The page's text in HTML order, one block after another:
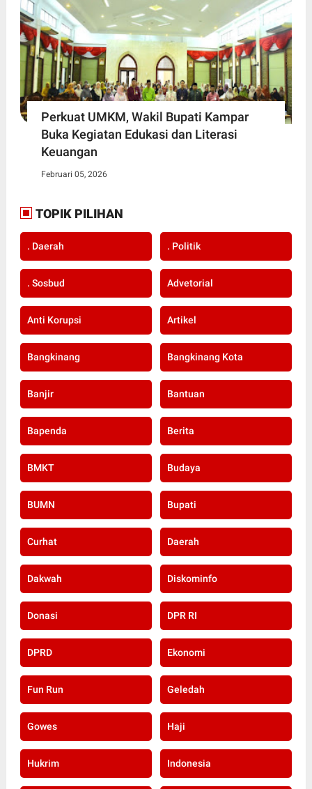
Perkuat UMKM, Wakil Bupati Kampar
Buka Kegiatan Edukasi dan Literasi
Keuangan
Februari 05, 2026
TOPIK PILIHAN
. Daerah . Politik
. Sosbud Advetorial
Anti Korupsi Artikel
Bangkinang Bangkinang Kota
Banjir Bantuan
Bapenda Berita
BMKT Budaya
BUMN Bupati
Curhat Daerah
Dakwah Diskominfo
Donasi DPR RI
DPRD Ekonomi
Fun Run Geledah
Gowes Haji
Hukrim Indonesia